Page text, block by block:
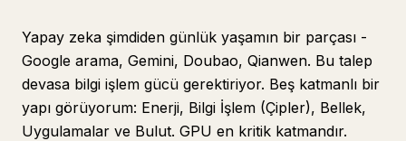
Yapay zeka şimdiden günlük yaşamın bir parçası -
Google arama, Gemini, Doubao, Qianwen. Bu talep
devasa bilgi işlem gücü gerektiriyor. Beş katmanlı bir
yapı görüyorum: Enerji, Bilgi İşlem (Çipler), Bellek,
Uygulamalar ve Bulut. GPU en kritik katmandır.